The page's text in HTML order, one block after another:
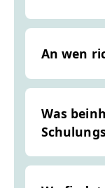
Botox-
An wen
Was
Schulung in